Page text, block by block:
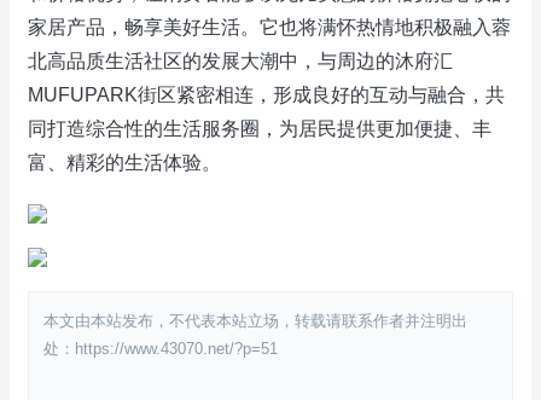
家居产品，畅享美好生活。它也将满怀热情地积极融入蓉
北高品质生活社区的发展大潮中，与周边的沐府汇
MUFUPARK街区紧密相连，形成良好的互动与融合，共
同打造综合性的生活服务圈，为居民提供更加便捷、丰
富、精彩的生活体验。
本文由本站发布，不代表本站立场，转载请联系作者并注明出
处：https://www.43070.net/?p=51